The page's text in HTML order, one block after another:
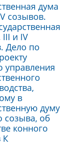
дума
созывов.
III и IV
Дело по
управления
в
думу
созыва, об
конного
К